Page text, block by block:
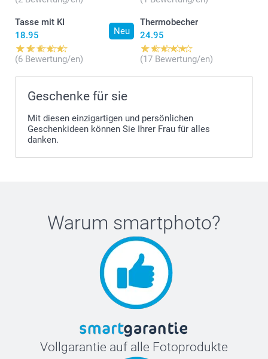
Neu
Tasse mit KI
18.95
(6 Bewertung/en)
Thermobecher
24.95
(17 Bewertung/en)
Geschenke für sie
Mit diesen einzigartigen und persönlichen
Geschenkideen können Sie Ihrer Frau für alles
danken.
Warum smartphoto?
Vollgarantie auf alle Fotoprodukte